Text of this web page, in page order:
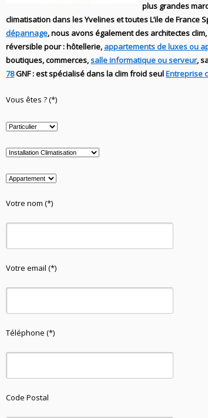
plus grandes
climatisation dans les Yvelines et toutes L’ile de France
dépannage, nous avons également des architectes clim,
réversiblepour : hôtellerie, appartements de luxes ou
boutiques, commerces,salle informatique ou serveur,
78GNF:estspécialisédans la climfroid seulEntreprise
Vous êtes ? (*)
Votre nom (*)
Votre email (*)
Téléphone (*)
Code Postal